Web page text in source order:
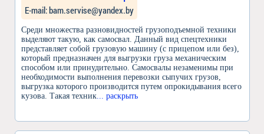
Е-mail: bam.servise@yandex.by
Среди множества разновидностей грузоподъемной техники
выделяют такую, как самосвал. Данный вид спецтехники
представляет собой грузовую машину (с прицепом или без),
который предназначен для выгрузки груза механическим
способом или принудительно. Самосвалы незаменимы при
необходимости выполнения перевозки сыпучих грузов,
выгрузка которого производится путем опрокидывания всего
кузова. Такая техник... раскрыть